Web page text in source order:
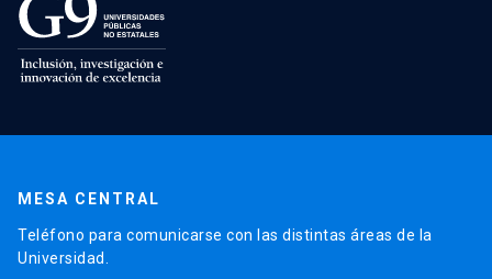
MESA CENTRAL
Teléfono para comunicarse con las distintas áreas de la
Universidad.